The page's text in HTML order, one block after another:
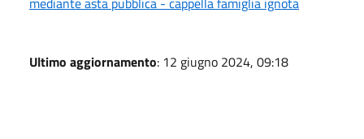
Ultimo aggiornamento: 12 giugno 2024, 09:18